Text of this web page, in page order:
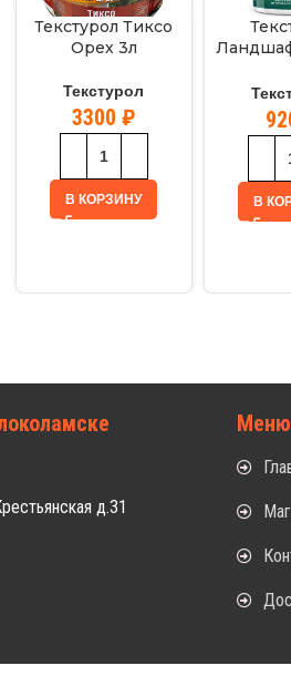
Текстурол Тиксо
Орех 3л
Текстурол
3300 ₽
В КОРЗИНУ В
д.31